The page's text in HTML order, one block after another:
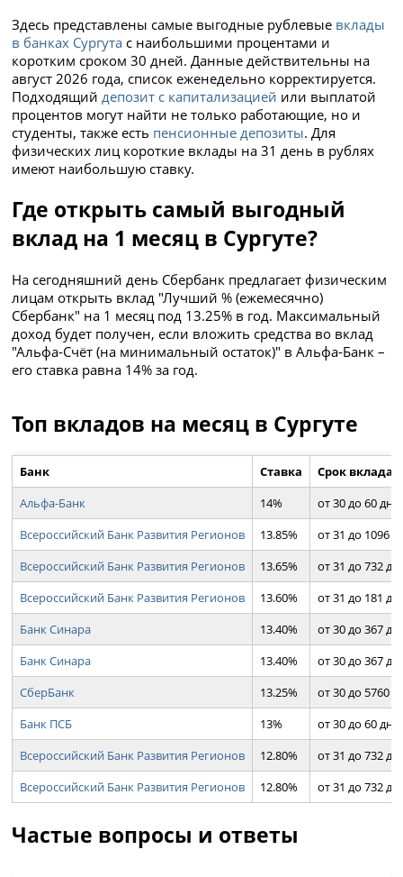
Здесь представлены самые выгодные рублевые вклады
в банках Сургута с наибольшими процентами и
коротким сроком 30 дней. Данные действительны на
август 2026 года, список еженедельно корректируется.
Подходящийдепозит с капитализацией или выплатой
процентов могут найти не только работающие, но и
студенты, также есть пенсионные депозиты. Для
физических лиц короткие вклады на 31 день в рублях
имеют наибольшую ставку.
Где открыть самый выгодный
вклад на 1 месяц в Сургуте?
На сегодняшний день Сбербанк предлагает физическим
лицам открыть вклад "Лучший % (ежемесячно)
Сбербанк" на 1 месяц под 13.25% в год. Максимальный
доход будет получен, если вложить средства во вклад
"Альфа-Счёт (на минимальный остаток)" в Альфа-Банк –
его ставка равна 14% за год.
Топ вкладов на месяц в Сургуте
Банк Ставка
Срок вклада
Альфа-Банк
14%
от 30 до 60 дн.
Всероссийский Банк Развития Регионов
13.85%
от 31 до 1096
Всероссийский Банк Развития Регионов
13.65%
от 31 до 732 дн.
Всероссийский Банк Развития Регионов
13.60%
от 31 до 181 дн.
Банк Синара
13.40%
от 30 до 367 дн.
Банк Синара
13.40%
от 30 до 367 дн.
СберБанк
13.25%
от 30 до 5760
Банк ПСБ
13%
от 30 до 60 дн.
Всероссийский Банк Развития Регионов
12.80%
от 31 до 732 дн.
Всероссийский Банк Развития Регионов
12.80% от 31 до 732 дн.
Частые вопросы и ответы